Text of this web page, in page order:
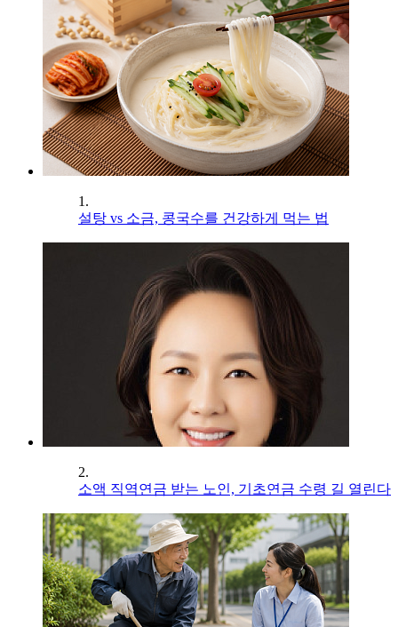
1.
설탕 vs 소금, 콩국수를 건강하게 먹는 법
2.
소액 직역연금 받는 노인, 기초연금 수령 길 열린다